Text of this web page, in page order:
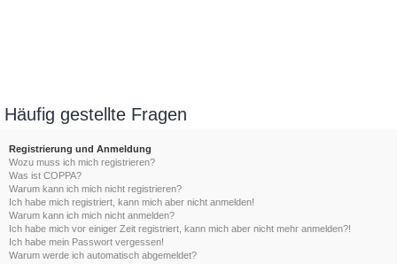
Häufig gestellte Fragen
Registrierung und Anmeldung
Wozu muss ich mich registrieren?
Was ist COPPA?
Warum kann ich mich nicht registrieren?
Ich habe mich registriert, kann mich aber nicht anmelden!
Warum kann ich mich nicht anmelden?
Ich habe mich vor einiger Zeit registriert, kann mich aber nicht mehr anmelden?!
Ich habe mein Passwort vergessen!
Warum werde ich automatisch abgemeldet?